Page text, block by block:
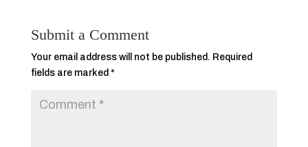
Submit a Comment
Your email address will not be published. Required
fields are marked *